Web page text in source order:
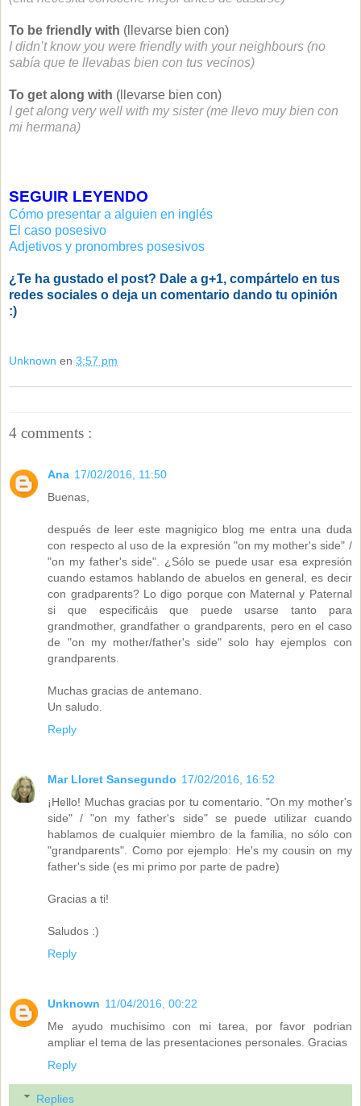
To be friendly with (llevarse bien con)
I didn’t know you were friendly with your neighbours (no
sabía que te llevabas bien con tus vecinos)
To get along with (llevarse bien con)
I get along very well with my sister (me llevo muy bien con
mi hermana)
SEGUIR LEYENDO
Cómo presentar a alguien en inglés
El caso posesivo
Adjetivos y pronombres posesivos
¿Te ha gustado el post? Dale a g+1, compártelo en tus
redes sociales o deja un comentario dando tu opinión
:)
Unknownen3:57 pm
4 comments :
Ana 17/02/2016, 11:50
Buenas,
después de leer este magnigico blog me entra una duda
con respecto al uso de la expresión "on my mother's side" /
"on my father's side". ¿Sólo se puede usar esa expresión
cuando estamos hablando de abuelos en general, es decir
con gradparents? Lo digo porque con Maternal y Paternal
si que especificáis que puede usarse tanto para
grandmother, grandfather o grandparents, pero en el caso
de "on my mother/father's side" solo hay ejemplos con
grandparents.
Muchas gracias de antemano.
Un saludo.
Reply
Mar Lloret Sansegundo 17/02/2016, 16:52
¡Hello! Muchas gracias por tu comentario. "On my mother's
side" / "on my father's side" se puede utilizar cuando
hablamos de cualquier miembro de la familia, no sólo con
"grandparents". Como por ejemplo: He's my cousin on my
father's side (es mi primo por parte de padre)
Gracias a ti!
Saludos :)
Reply
Unknown 11/04/2016, 00:22
Me ayudo muchisimo con mi tarea, por favor podrian
ampliar el tema de las presentaciones personales. Gracias
Reply
Replies